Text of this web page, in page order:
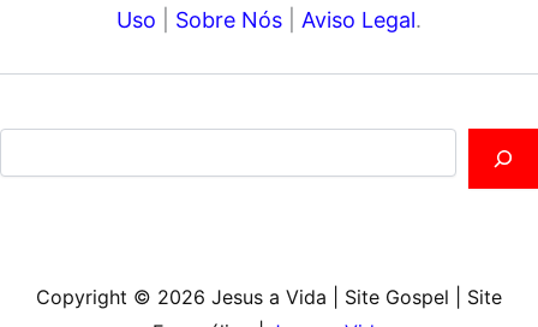
Uso
Sobre Nós Aviso Legal.
Copyright © 2026 Jesus a Vida | Site Gospel | Site